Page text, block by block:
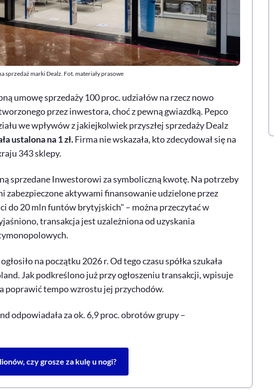
sprzedaż marki Dealz. Fot. materiały prasowe
umowę sprzedaży 100 proc. udziałów na rzecz nowo
przez inwestora, choć z pewną gwiazdką. Pepco
we wpływów z jakiejkolwiek przyszłej sprzedaży Dealz
ustalona na 1 zł.Firma nie wskazała, kto zdecydował się na
343 sklepy.
sprzedane Inwestorowi za symboliczną kwotę. Na potrzeby
zabezpieczone aktywami finansowanie udzielone przez
do 20 mln funtów brytyjskich" – można przeczytać w
transakcja jest uzależniona od uzyskania
na początku 2026 r. Od tego czasu spółka szukała
Jak podkreślono już przy ogłoszeniu transakcji, wpisuje
poprawić tempo wzrostu jej przychodów.
odpowiadała za ok. 6,9 proc. obrotów grupy –
czy grosze za kulę u nogi?